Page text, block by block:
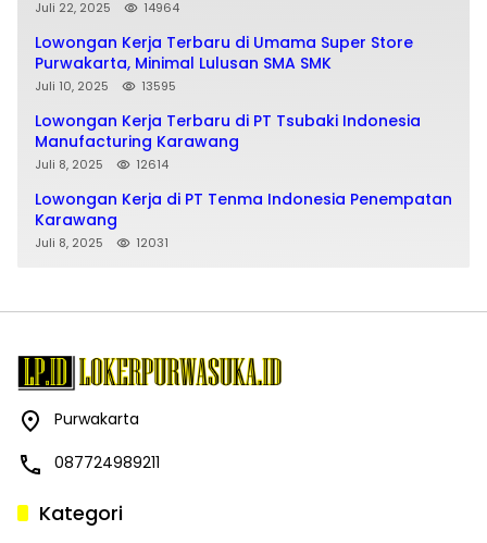
Juli 22, 2025 14964
Lowongan Kerja Terbaru di Umama Super Store
Purwakarta, Minimal Lulusan SMA SMK
Juli 10, 2025 13595
Lowongan Kerja Terbaru di PT Tsubaki Indonesia
Manufacturing Karawang
Juli 8, 2025 12614
Lowongan Kerja di PT Tenma Indonesia Penempatan
Karawang
Juli 8, 2025 12031
Purwakarta
087724989211
Kategori